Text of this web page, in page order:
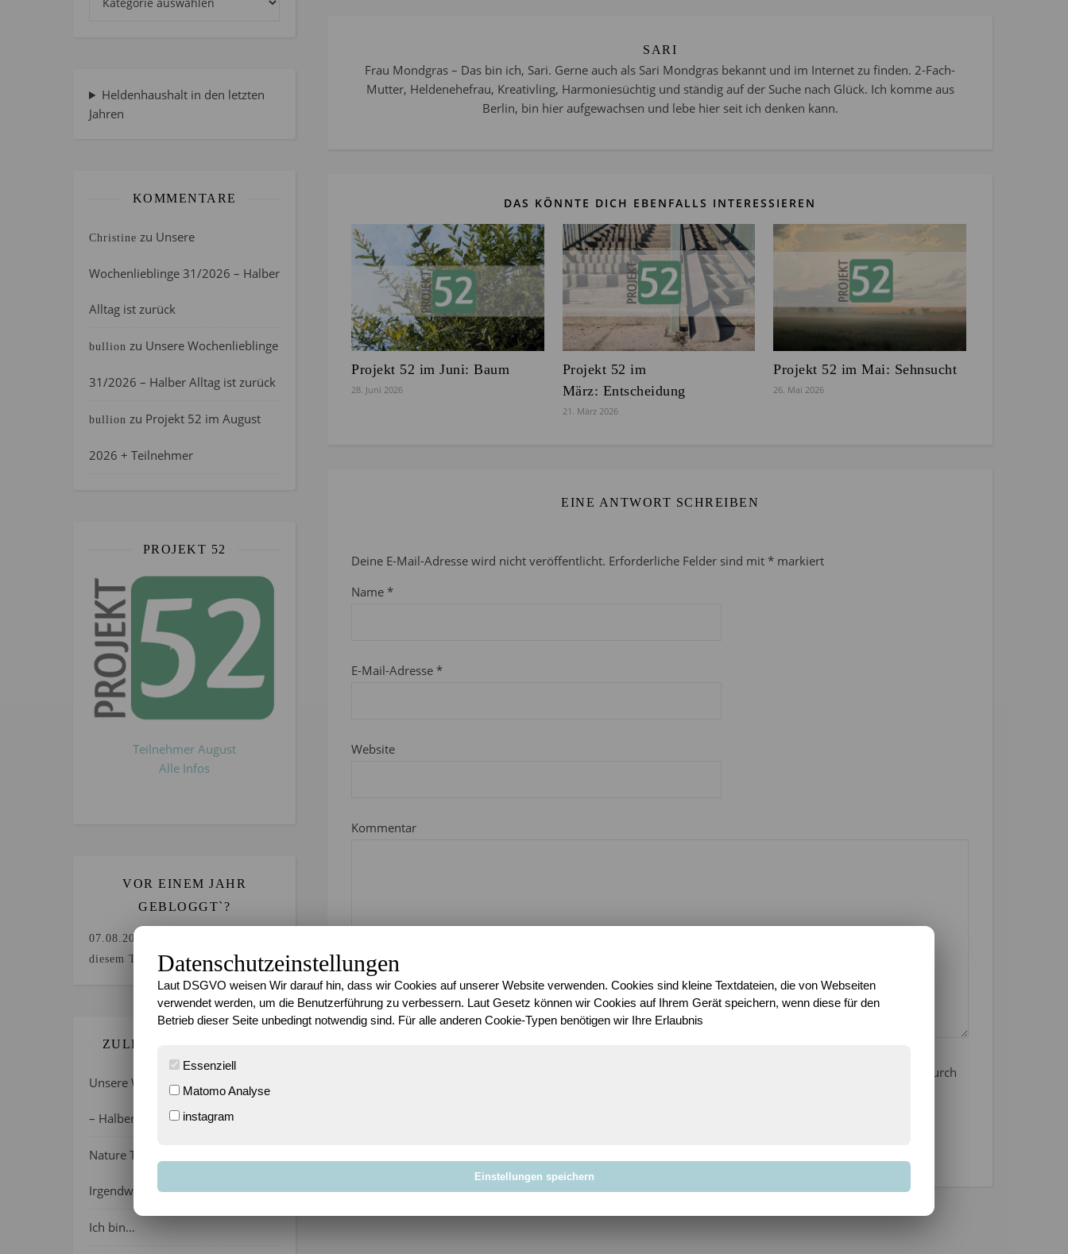
Heldenhaushalt in den letzten
Jahren
KOMMENTARE
Christine zu Unsere
Wochenlieblinge 31/2026 – Halber
Alltag ist zurück
bullion zu Unsere Wochenlieblinge
31/2026 – Halber Alltag ist zurück
bullion zu Projekt 52 im August
2026 + Teilnehmer
PROJEKT 52
Teilnehmer August
Alle Infos
VOR EINEM JAHR
GEBLOGGT`?
07.08.2025
diesem Tag.
ZULETZT GEBLOGGT…
Unsere Wochenlieblinge 31/2026
– Halber Alltag ist zurück
Nature Thursday 21/2026 –
Irgendwie wie April, oder?
Ich bin…
SARI
Frau Mondgras – Das bin ich, Sari. Gerne auch als Sari Mondgras bekannt und im Internet zu finden. 2-Fach-
Mutter, Heldenehefrau, Kreativling, Harmoniesüchtig und ständig auf der Suche nach Glück. Ich komme aus
Berlin, bin hier aufgewachsen und lebe hier seit ich denken kann.
DAS KÖNNTE DICH EBENFALLS INTERESSIEREN
Projekt 52 im Juni: Baum
28. Juni 2026
Projekt 52 im
März: Entscheidung
21. März 2026
Projekt 52 im Mai: Sehnsucht
26. Mai 2026
EINE ANTWORT SCHREIBEN
Deine E-Mail-Adresse wird nicht veröffentlicht. Erforderliche Felder sind mit * markiert
Name *
E-Mail-Adresse *
Website
Kommentar
Mit der Nutzung dieses Formulars erklärst du dich mit der Speicherung und Verarbeitung deiner Daten durch
Datenschutzeinstellungen
Laut DSGVO weisen Wir darauf hin, dass wir Cookies auf unserer Website verwenden. Cookies sind kleine Textdateien, die von Webseiten
verwendet werden, um die Benutzerführung zu verbessern. Laut Gesetz können wir Cookies auf Ihrem Gerät speichern, wenn diese für den
Betrieb dieser Seite unbedingt notwendig sind. Für alle anderen Cookie-Typen benötigen wir Ihre Erlaubnis
Essenziell
Matomo Analyse
instagram
Einstellungen speichern